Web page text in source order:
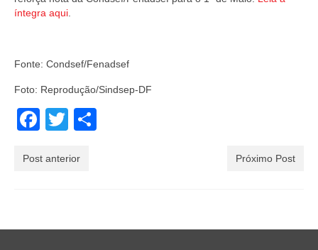
íntegra aqui
Fonte: Condsef/Fenadsef
Foto: Reprodução/Sindsep-DF
Facebook
Twitter
Post anterior Próximo Post